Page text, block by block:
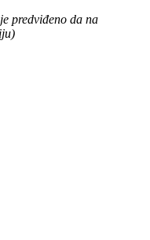
predviđeno da na